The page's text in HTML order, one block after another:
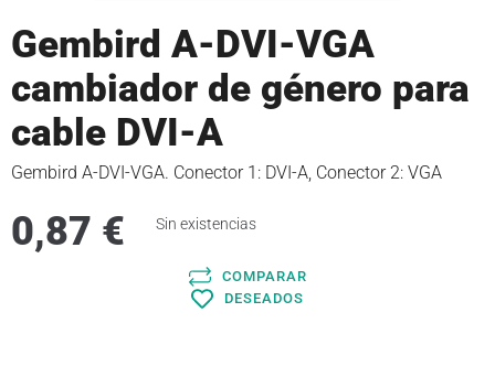
Gembird A-DVI-VGA
cambiador de género para
cable DVI-A
Gembird A-DVI-VGA. Conector 1: DVI-A, Conector 2: VGA
0,87 € Sin existencias
COMPARAR
DESEADOS